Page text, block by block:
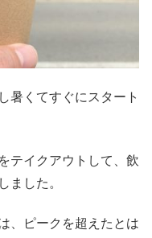
暑くてすぐにスタート
テイクアウトして、飲
ました。
、ピークを超えたとは